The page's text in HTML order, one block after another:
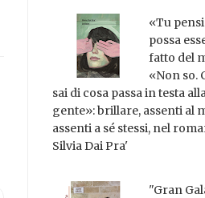
«Tu
possa
fatto del
«Non so.
sai di cosa passa in testa
gente»: brillare, assenti al
assenti a sé stessi, nel
Silvia Dai Pra'
"Gran